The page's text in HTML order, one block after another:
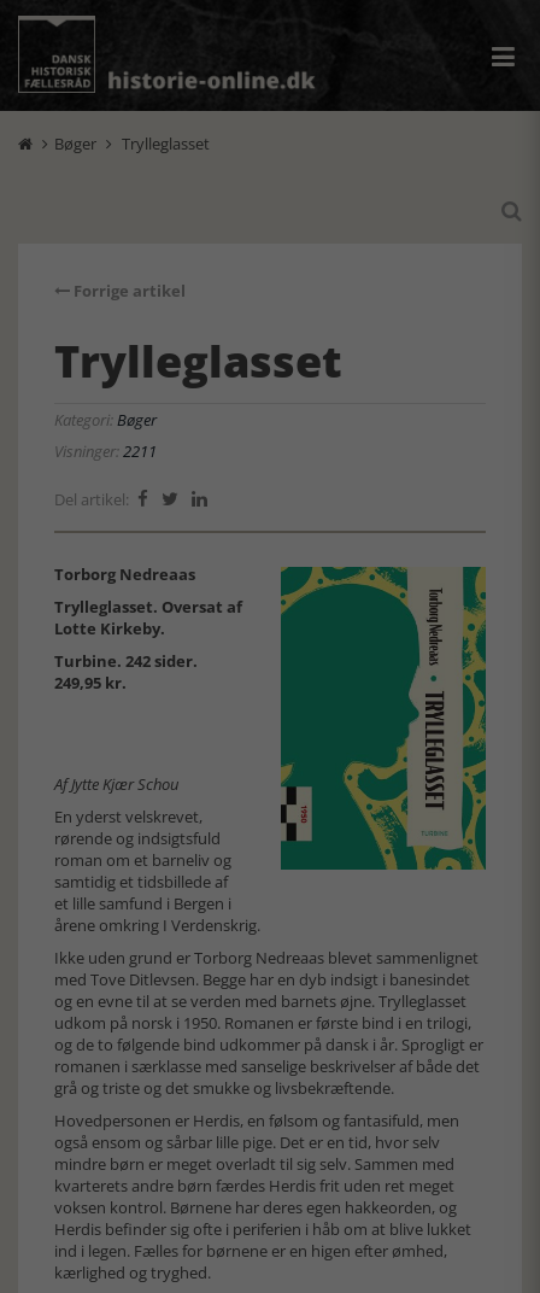
 Bøger  Trylleglasset

Forrige artikel
Trylleglasset
Kategori:Bøger
Visninger:2211
Del artikel:   
Torborg Nedreaas
Trylleglasset. Oversat af
Lotte Kirkeby.
Turbine. 242 sider.
249,95 kr.
Af Jytte Kjær Schou
En yderst velskrevet,
rørende og indsigtsfuld
roman om et barneliv og
samtidig et tidsbillede af
et lille samfund i Bergen i
årene omkring I Verdenskrig.
Ikke uden grund er Torborg Nedreaas blevet sammenlignet
med Tove Ditlevsen. Begge har en dyb indsigt i banesindet
og en evne til at se verden med barnets øjne. Trylleglasset
udkom på norsk i 1950. Romanen er første bind i en trilogi,
og de to følgende bind udkommer på dansk i år. Sprogligt er
romanen i særklasse med sanselige beskrivelser af både det
grå og triste og det smukke og livsbekræftende.
Hovedpersonen er Herdis, en følsom og fantasifuld, men
også ensom og sårbar lille pige. Det er en tid, hvor selv
mindre børn er meget overladt til sig selv. Sammen med
kvarterets andre børn færdes Herdis frit uden ret meget
voksen kontrol. Børnene har deres egen hakkeorden, og
Herdis befinder sig ofte i periferien i håb om at blive lukket
ind i legen. Fælles for børnene er en higen efter ømhed,
kærlighed og tryghed.